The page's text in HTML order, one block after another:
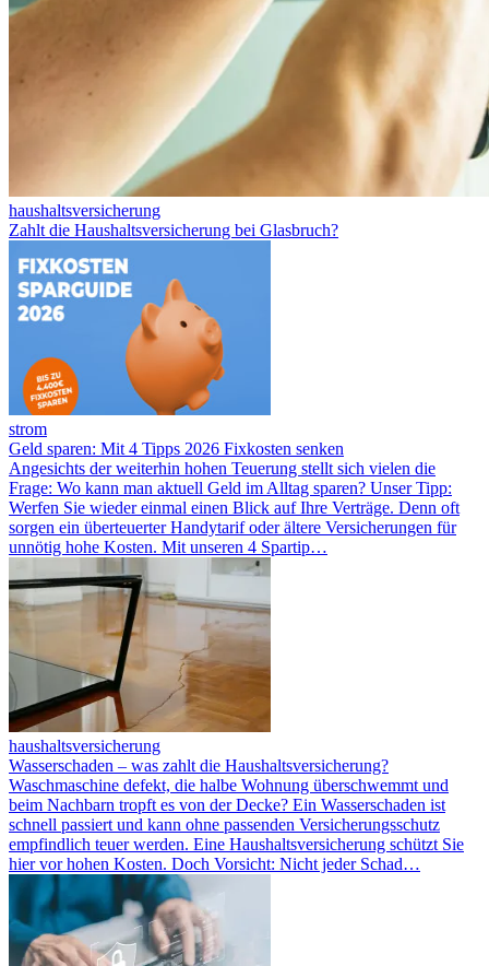
haushaltsversicherung
Zahlt die Haushaltsversicherung bei Glasbruch?
strom
Geld sparen: Mit 4 Tipps 2026 Fixkosten senken
Angesichts der weiterhin hohen Teuerung stellt sich vielen die
Frage: Wo kann man aktuell Geld im Alltag sparen? Unser Tipp:
Werfen Sie wieder einmal einen Blick auf Ihre Verträge. Denn oft
sorgen ein überteuerter Handytarif oder ältere Versicherungen für
unnötig hohe Kosten. Mit unseren 4 Spartip…
haushaltsversicherung
Wasserschaden – was zahlt die Haushaltsversicherung?
Waschmaschine defekt, die halbe Wohnung überschwemmt und
beim Nachbarn tropft es von der Decke? Ein Wasserschaden ist
schnell passiert und kann ohne passenden Versicherungsschutz
empfindlich teuer werden. Eine Haushaltsversicherung schützt Sie
hier vor hohen Kosten. Doch Vorsicht: Nicht jeder Schad…